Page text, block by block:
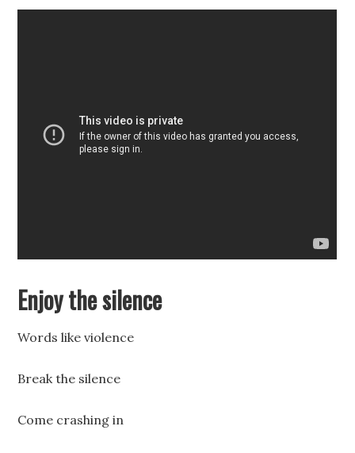
Enjoy the silence
Words like violence
Break the silence
Come crashing in